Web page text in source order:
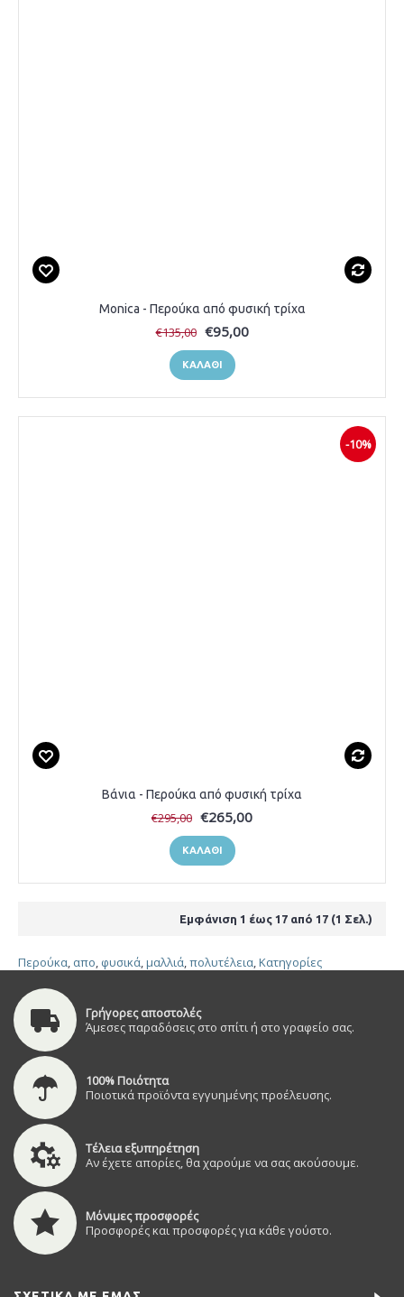
Monica - Περούκα από φυσική τρίχα
€135,00 €95,00
ΚΑΛΆΘΙ
-10%
Βάνια - Περούκα από φυσική τρίχα
€295,00 €265,00
ΚΑΛΆΘΙ
Εμφάνιση 1 έως 17 από 17 (1 Σελ.)
Περούκα, απο, φυσικά,μαλλιά,πολυτέλεια,Κατηγορίες
Γρήγορες αποστολές
Άμεσες παραδόσεις στο σπίτι ή στο γραφείο σας.
100% Ποιότητα
Ποιοτικά προϊόντα εγγυημένης προέλευσης.
Τέλεια εξυπηρέτηση
Αν έχετε απορίες, θα χαρούμε να σας ακούσουμε.
Μόνιμες προσφορές
Προσφορές και προσφορές για κάθε γούστο.